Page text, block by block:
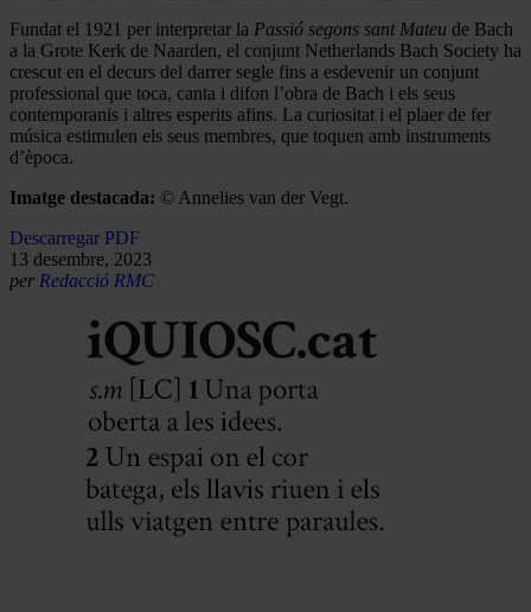
Fundat el 1921 per interpretar la Passió segons sant Mateu de Bach
a la Grote Kerk de Naarden, el conjunt Netherlands Bach Society ha
crescut en el decurs del darrer segle fins a esdevenir un conjunt
professional que toca, canta i difon l’obra de Bach i els seus
contemporanis i altres esperits afins. La curiositat i el plaer de fer
música estimulen els seus membres, que toquen amb instruments
d’època.
Imatge destacada: © Annelies van der Vegt.
Descarregar PDF
13 desembre, 2023
per Redacció RMC